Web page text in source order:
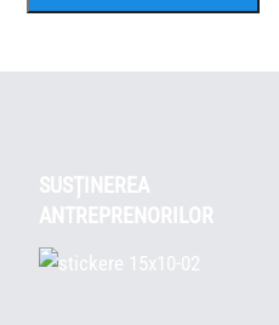
SUSȚINEREA
ANTREPRENORILOR